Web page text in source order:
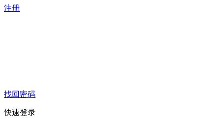
注册
找回密码
快速登录